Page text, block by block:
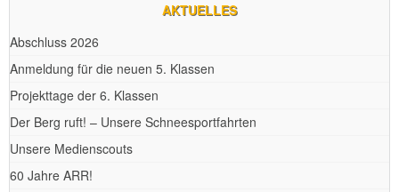
AKTUELLES
Abschluss 2026
Anmeldung für die neuen 5. Klassen
Projekttage der 6. Klassen
Der Berg ruft! – Unsere Schneesportfahrten
Unsere Medienscouts
60 Jahre ARR!